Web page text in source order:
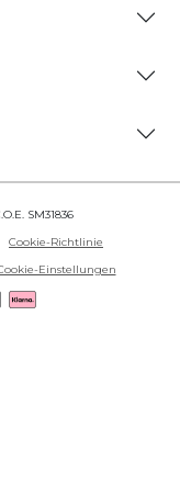
SM31836
Cookie-Richtlinie
Einstellungen